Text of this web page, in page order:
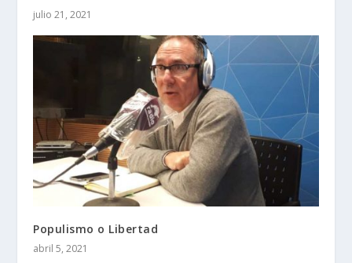
julio 21, 2021
Populismo o Libertad
abril 5, 2021